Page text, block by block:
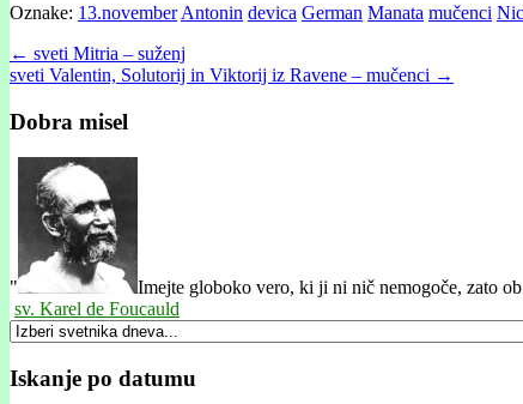
Oznake: 13.november Antonin devica German Manata mučenci
Post
navigation
← sveti Mitria – suženj
sveti Valentin, Solutorij in Viktorij iz Ravene – mučenci →
Dobra misel
"
Imejte globoko vero, ki ji ni nič nemogoče, zato
sv. Karel de Foucauld
Iskanje po datumu